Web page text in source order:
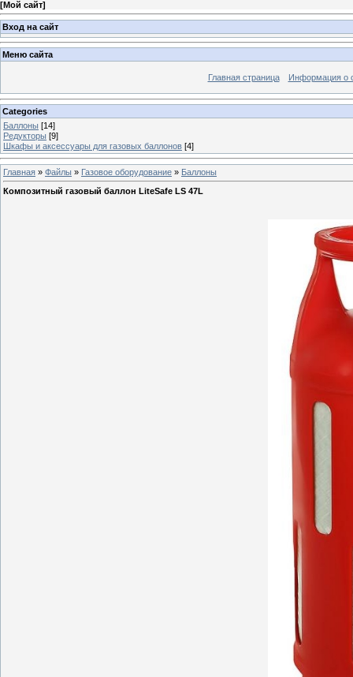
[Мой сайт]
Вход на сайт
Меню сайта
Главная страница Информация о
Categories
Баллоны [14]
Редукторы [9]
Шкафы и аксессуары для газовых баллонов [4]
Главная » Файлы » Газовое оборудование » Баллоны
Композитный газовый баллон LiteSafe LS 47L